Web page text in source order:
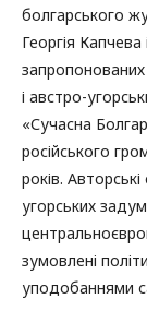
болгарського
Георгія
запропонованих
і австро-
«Сучасна
російського
років.
угорських
зумовлені
уподобаннями